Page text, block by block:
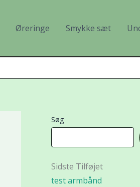
Øreringe Smykke sæt
Søg
Sidste Tilføjet
test armbånd